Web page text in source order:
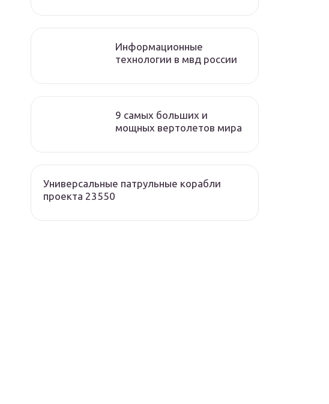
Информационные
технологии в мвд россии
9 самых больших и
мощных вертолетов мира
Универсальные патрульные корабли
проекта 23550